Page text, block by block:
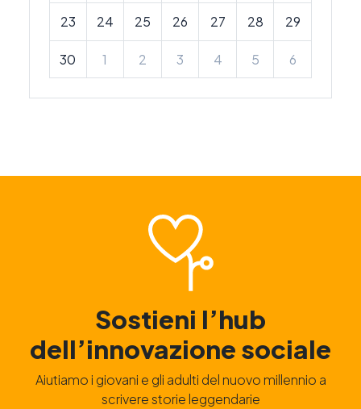
23 24 25 26 27 28 29
30 1 2 3 4 5 6
Sostieni l’hub
dell’innovazione sociale
Aiutiamo i giovani e gli adulti del nuovo millennio a
scrivere storie leggendarie